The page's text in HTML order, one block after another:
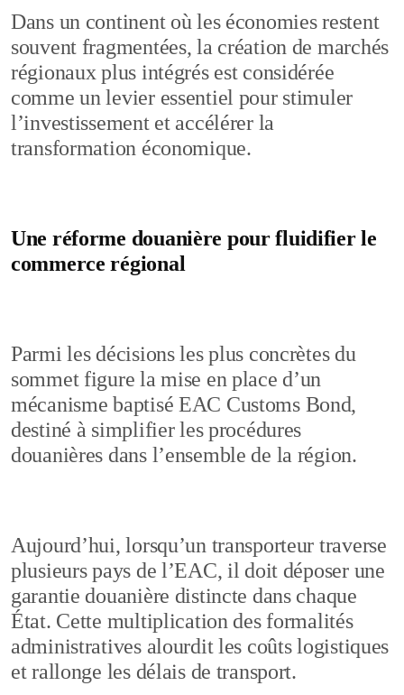
Dans un continent où les économies restent
souvent fragmentées, la création de marchés
régionaux plus intégrés est considérée
comme un levier essentiel pour stimuler
l’investissement et accélérer la
transformation économique.
Une réforme douanière pour fluidifier le
commerce régional
Parmi les décisions les plus concrètes du
sommet figure la mise en place d’un
mécanisme baptisé EAC Customs Bond,
destiné à simplifier les procédures
douanières dans l’ensemble de la région.
Aujourd’hui, lorsqu’un transporteur traverse
plusieurs pays de l’EAC, il doit déposer une
garantie douanière distincte dans chaque
État. Cette multiplication des formalités
administratives alourdit les coûts logistiques
et rallonge les délais de transport.